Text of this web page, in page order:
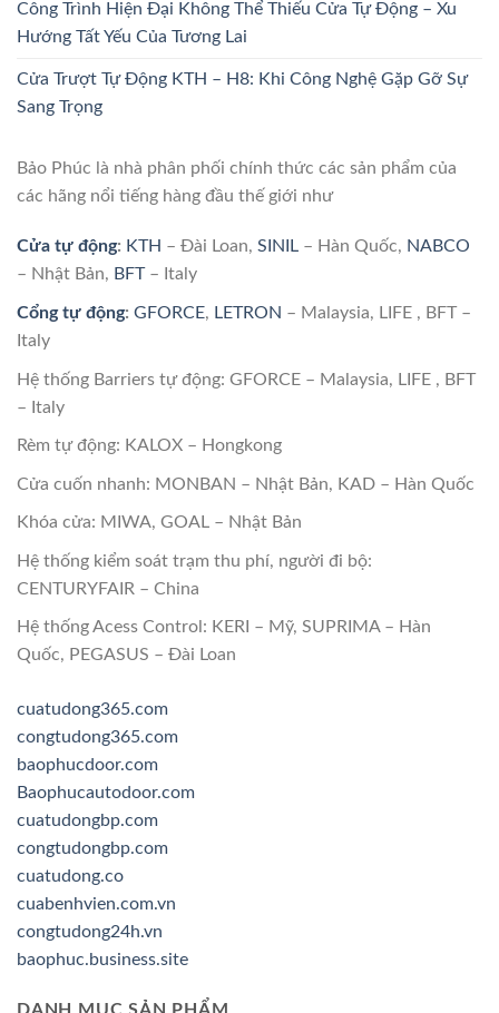
Công Trình Hiện Đại Không Thể Thiếu Cửa Tự Động – Xu
Hướng Tất Yếu Của Tương Lai
Cửa Trượt Tự Động KTH – H8: Khi Công Nghệ Gặp Gỡ Sự
Sang Trọng
Bảo Phúc là nhà phân phối chính thức các sản phẩm của
các hãng nổi tiếng hàng đầu thế giới như
Cửa tự động: KTH – Đài Loan, SINIL – Hàn Quốc, NABCO
– Nhật Bản, BFT– Italy
Cổng tự động: GFORCE, LETRON – Malaysia, LIFE , BFT –
Italy
Hệ thống Barriers tự động: GFORCE – Malaysia, LIFE , BFT
– Italy
Rèm tự động: KALOX – Hongkong
Cửa cuốn nhanh: MONBAN – Nhật Bản, KAD – Hàn Quốc
Khóa cửa: MIWA, GOAL – Nhật Bản
Hệ thống kiểm soát trạm thu phí, người đi bộ:
CENTURYFAIR – China
Hệ thống Acess Control: KERI – Mỹ, SUPRIMA – Hàn
Quốc, PEGASUS – Đài Loan
cuatudong365.com
congtudong365.com
baophucdoor.com
Baophucautodoor.com
cuatudongbp.com
congtudongbp.com
cuatudong.co
cuabenhvien.com.vn
congtudong24h.vn
baophuc.business.site